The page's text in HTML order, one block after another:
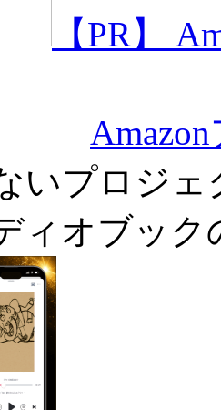
【PR】
いプロジェ
ィオブック